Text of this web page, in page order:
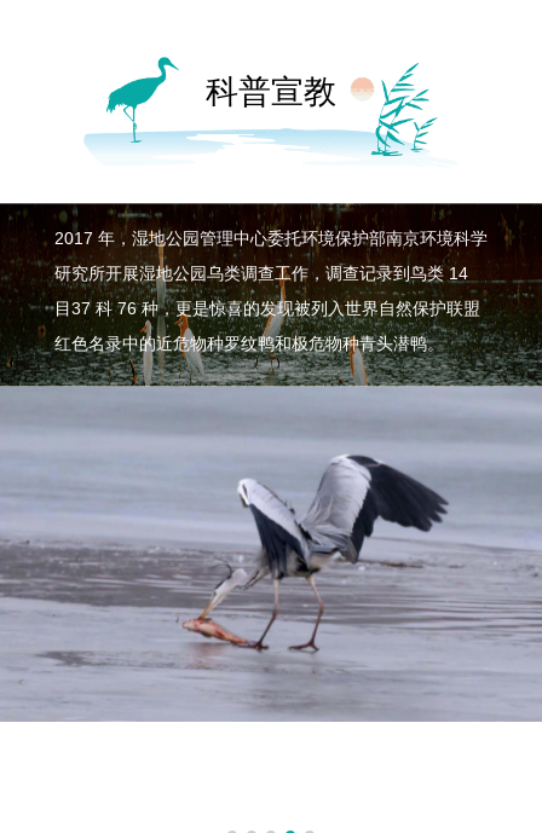
科普宣教
2017 年，湿地公园管理中心委托环境保护部南京环境科学
研究所开展湿地公园乌类调查工作，调查记录到鸟类 14
目37 科 76 种，更是惊喜的发现被列入世界自然保护联盟
红色名录中的近危物种罗纹鸭和极危物种青头潜鸭。